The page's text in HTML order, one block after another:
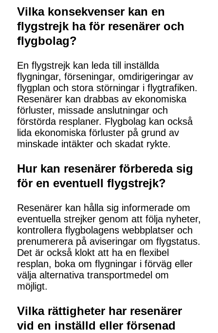
Vilka konsekvenser kan en
flygstrejk ha för resenärer och
flygbolag?
En flygstrejk kan leda till inställda
flygningar, förseningar, omdirigeringar av
flygplan och stora störningar i flygtrafiken.
Resenärer kan drabbas av ekonomiska
förluster, missade anslutningar och
förstörda resplaner. Flygbolag kan också
lida ekonomiska förluster på grund av
minskade intäkter och skadat rykte.
Hur kan resenärer förbereda sig
för en eventuell flygstrejk?
Resenärer kan hålla sig informerade om
eventuella strejker genom att följa nyheter,
kontrollera flygbolagens webbplatser och
prenumerera på aviseringar om flygstatus.
Det är också klokt att ha en flexibel
resplan, boka om flygningar i förväg eller
välja alternativa transportmedel om
möjligt.
Vilka rättigheter har resenärer
vid en inställd eller försenad